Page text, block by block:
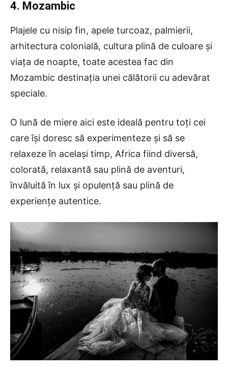
4. Mozambic
Plajele cu nisip fin, apele turcoaz, palmierii,
arhitectura colonială, cultura plină de culoare și
viața de noapte, toate acestea fac din
Mozambic destinația unei călătorii cu adevărat
speciale.
O lună de miere aici este ideală pentru toți cei
care își doresc să experimenteze și să se
relaxeze în același timp, Africa fiind diversă,
colorată, relaxantă sau plină de aventuri,
învăluită în lux și opulență sau plină de
experiențe autentice.